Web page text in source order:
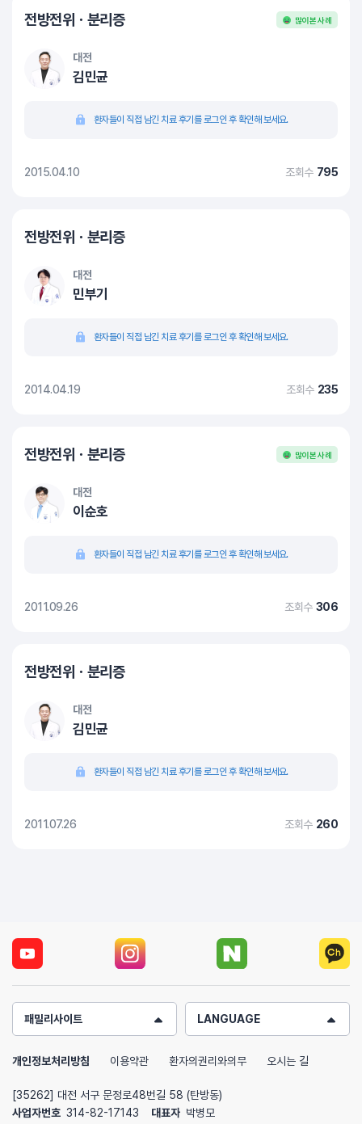
전방전위ㆍ분리증 많이 본 사례
대전
김민균
환자들이 직접 남긴 치료 후기를 로그인 후 확인해 보세요.
2015.04.10 조회수 795
전방전위ㆍ분리증
대전
민부기
환자들이 직접 남긴 치료 후기를 로그인 후 확인해 보세요.
2014.04.19 조회수 235
전방전위ㆍ분리증 많이 본 사례
대전
이순호
환자들이 직접 남긴 치료 후기를 로그인 후 확인해 보세요.
2011.09.26 조회수 306
전방전위ㆍ분리증
대전
김민균
환자들이 직접 남긴 치료 후기를 로그인 후 확인해 보세요.
2011.07.26 조회수 260
패밀리사이트 LANGUAGE
개인정보처리방침 이용약관 환자의권리와의무 오시는 길
[35262] 대전 서구 문정로48번길 58 (탄방동)
사업자번호 314-82-17143 대표자 박병모